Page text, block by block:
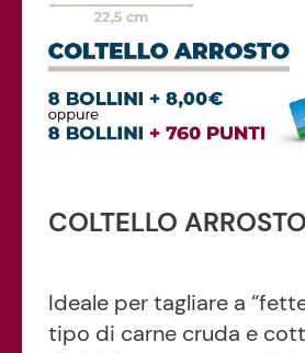
COLTELLO ARROSTO
Ideale per tagliare a
tipo di carne cruda e